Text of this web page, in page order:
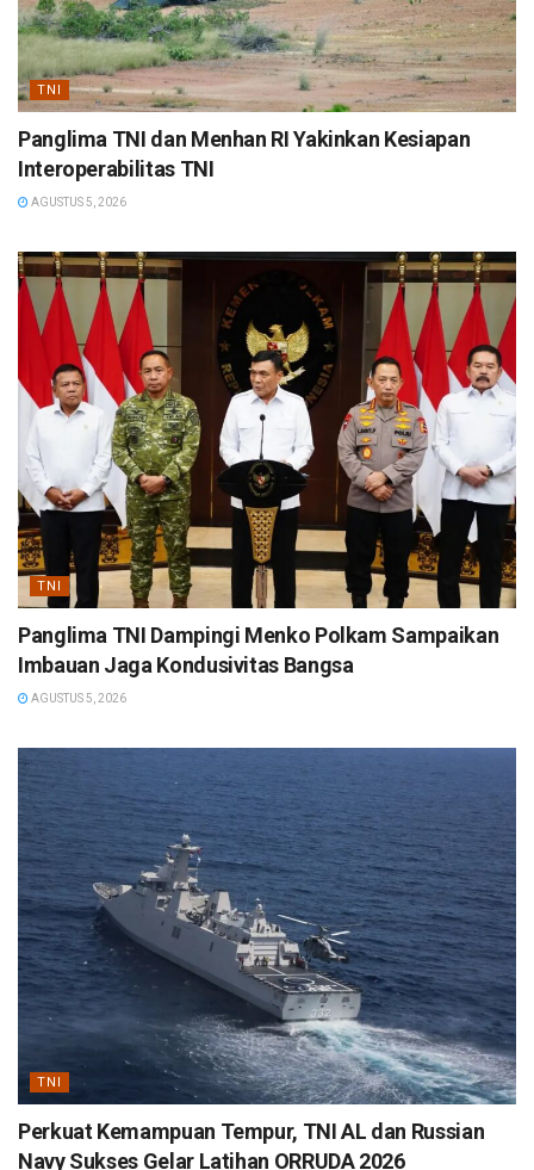
TNI
Panglima TNI dan Menhan RI Yakinkan Kesiapan
Interoperabilitas TNI
AGUSTUS 5, 2026
TNI
Panglima TNI Dampingi Menko Polkam Sampaikan
Imbauan Jaga Kondusivitas Bangsa
AGUSTUS 5, 2026
TNI
Perkuat Kemampuan Tempur, TNI AL dan Russian
Navy Sukses Gelar Latihan ORRUDA 2026